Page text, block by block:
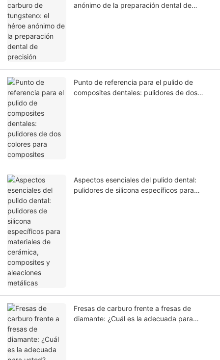
anónimo de la preparación dental de
Punto de referencia para el pulido de
composites dentales: pulidores de dos
Aspectos esenciales del pulido dental:
pulidores de silicona específicos para
Fresas de carburo frente a fresas de
diamante: ¿Cuál es la adecuada para